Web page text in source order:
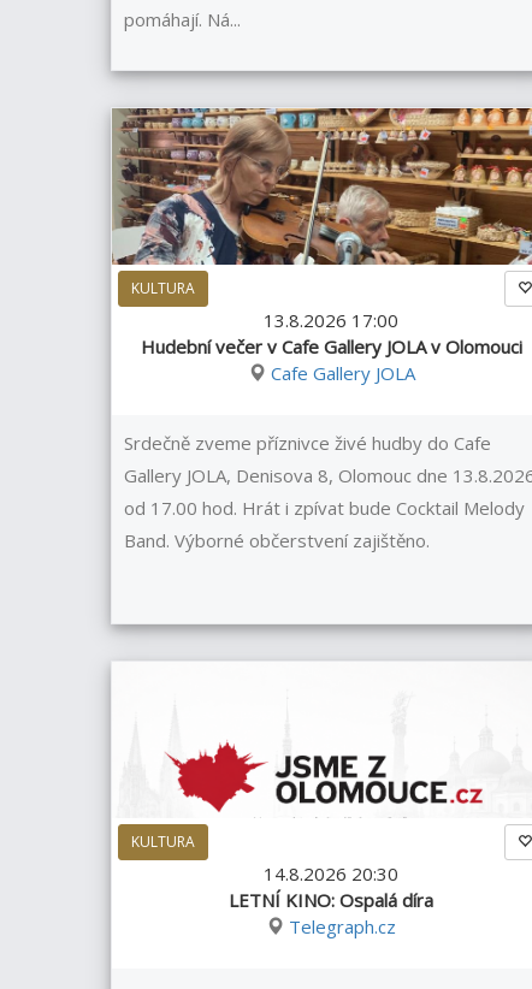
pomáhají. Ná...
KULTURA
13.8.2026 17:00
Hudební večer v Cafe Gallery JOLA v Olomouci
Cafe Gallery JOLA
Srdečně zveme příznivce živé hudby do Cafe
Gallery JOLA, Denisova 8, Olomouc dne
od 17.00 hod. Hrát i zpívat bude Cocktail Melody
Band. Výborné občerstvení zajištěno.
KULTURA
14.8.2026 20:30
LETNÍ KINO: Ospalá díra
Telegraph.cz